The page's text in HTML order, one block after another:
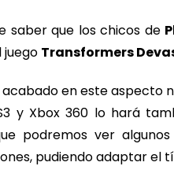
saber que los chicos de
juego Transformers
en este aspecto
y Xbox 360 lo hará
podremos ver
pudiendo adaptar el